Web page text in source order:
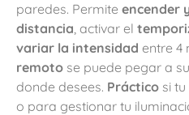
paredes. Permite encender
distancia, activar el
variar la intensidad entre 4
remoto se puede pegar a
donde desees. Práctico si
o para gestionar tu